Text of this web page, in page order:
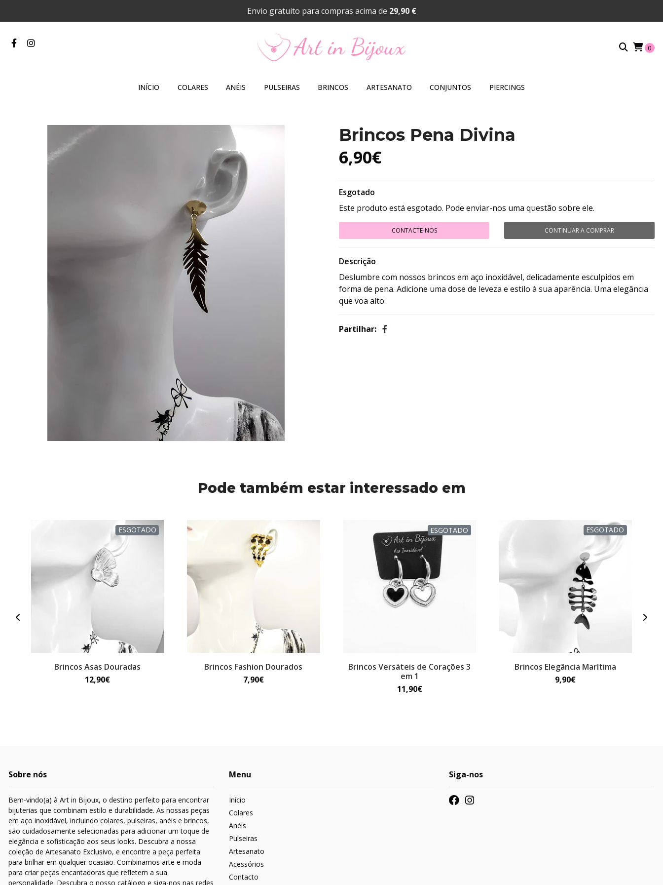
Envio gratuito para compras acima de 29,90 €
0
INÍCIO COLARES ANÉIS PULSEIRAS BRINCOS ARTESANATO CONJUNTOS PIERCINGS
Brincos Pena Divina
6,90€
Esgotado
Este produto está esgotado. Pode enviar-nos uma questão sobre ele.
CONTACTE-NOS CONTINUAR A COMPRAR
Descrição
Deslumbre com nossos brincos em aço inoxidável, delicadamente esculpidos em
forma de pena. Adicione uma dose de leveza e estilo à sua aparência. Uma elegância
que voa alto.
Partilhar:
Pode também estar interessado em
ESGOTADO
Brincos Asas Douradas
12,90€
Brincos Fashion Dourados
7,90€
ESGOTADO
Brincos Versáteis de Corações 3
em 1
11,90€
ESGOTADO
Brincos Elegância Marítima
9,90€
Sobre nós
Bem-vindo(a) à Art in Bijoux, o destino perfeito para encontrar
bijuterias que combinam estilo e durabilidade. As nossas peças
em aço inoxidável, incluindo colares, pulseiras, anéis e brincos,
são cuidadosamente selecionadas para adicionar um toque de
elegância e sofisticação aos seus looks. Descubra a nossa
coleção de Artesanato Exclusivo, e encontre a peça perfeita
para brilhar em qualquer ocasião. Combinamos arte e moda
para criar peças encantadoras que refletem a sua
personalidade. Descubra o nosso catálogo e siga-nos nas redes
Menu
Início
Colares
Anéis
Pulseiras
Artesanato
Acessórios
Contacto
Siga-nos